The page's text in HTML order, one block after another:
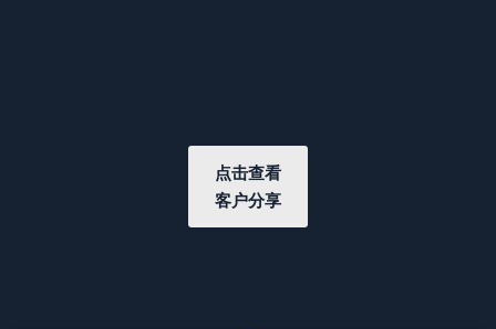
点击查看
客户分享